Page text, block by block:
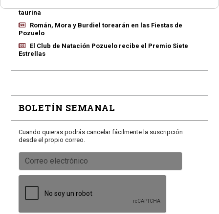
taurina
Román, Mora y Burdiel torearán en las Fiestas de
Pozuelo
El Club de Natación Pozuelo recibe el Premio Siete
Estrellas
BOLETÍN SEMANAL
Cuando quieras podrás cancelar fácilmente la suscripción
desde el propio correo.